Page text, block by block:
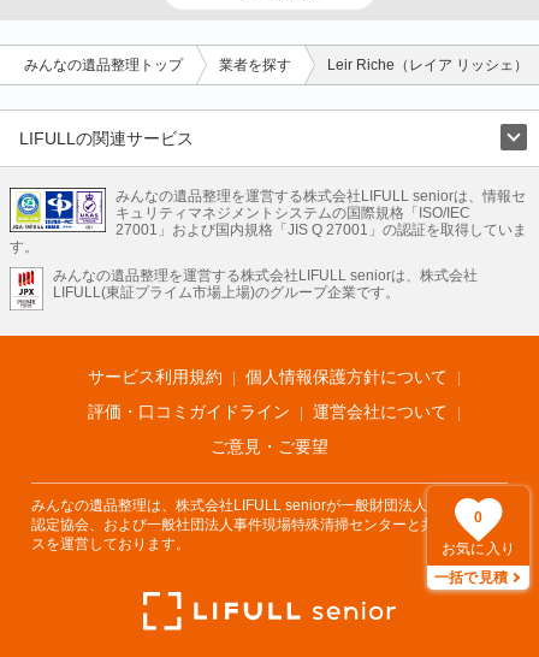
0
お気に入り
一括で見積
みんなの遺品整理トップ 業者を探す Leir Riche（レイア リッシェ）
LIFULLの関連サービス
不動産・住宅
引越し 老人ホーム 地方創生 ママの就労支援
不動産クラウドファンディング 遺品整理 老後の暮らし情報
LIFULL HOME'Sのサービス
不動産・住宅
不動産査定 マンション専門売却査定 不動産投資 アドバイザー
不動産アーカイブ
空き家バンク 家賃相場 不動産会社
まちむすび
不動産用語集 住まいのお役立ち情報
LIFULL HOME'S PRESS
アプリ 不動産データ 不動産転職
みんなの遺品整理を運営する株式会社LIFULL seniorは、情報セ
キュリティマネジメントシステムの国際規格「ISO/IEC
27001」および国内規格「JIS Q 27001」の認証を取得していま
す。
みんなの遺品整理を運営する株式会社LIFULL seniorは、株式会社
LIFULL(東証プライム市場上場)のグループ企業です。
サービス利用規約
個人情報保護方針について
評価・口コミガイドライン
運営会社について
ご意見・ご要望
みんなの遺品整理は、株式会社LIFULL seniorが一般財団法人遺品整理士
認定協会、および一般社団法人事件現場特殊清掃センターと共同でサービ
スを運営しております。